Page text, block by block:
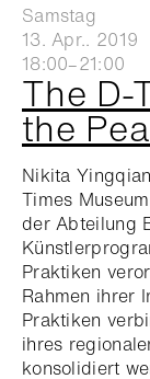
Samstag
13. Apr.. 2019
18:00–21:00
The D-
the
Nikita
Times
der Abteilung
Praktiken
Rahmen ihrer
Praktiken
ihres
konsolidiert